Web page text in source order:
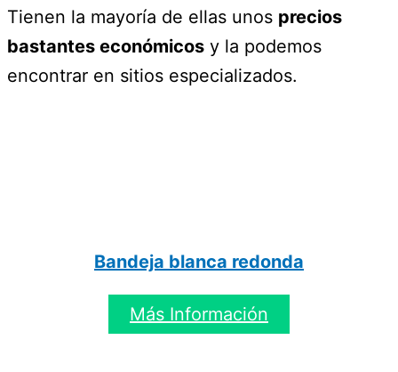
Tienen la mayoría de ellas unos precios
bastantes económicos y la podemos
encontrar en sitios especializados.
Bandeja blanca redonda
Más Información